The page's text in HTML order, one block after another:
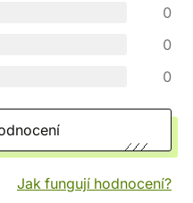
0
0
0
Jak fungují hodnocení?